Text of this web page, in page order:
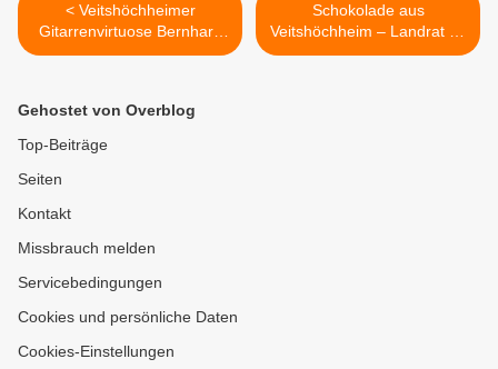
< Veitshöchheimer
Gitarrenvirtuose Bernhard
von der Goltz lädt am 6.
Franzosen Marc le Gars ein
Schokolade aus
Veitshöchheim – Landrat im
Austausch zu den aktuellen
Gehostet von Overblog
Top-Beiträge
Seiten
Kontakt
Missbrauch melden
Servicebedingungen
Cookies und persönliche Daten
Cookies-Einstellungen